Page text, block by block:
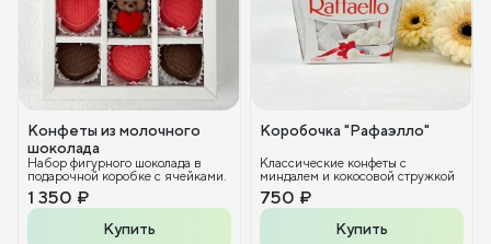
Конфеты из молочного
шоколада
Набор фигурного шоколада в
подарочной коробке с ячейками.
1 350 ₽
Купить
Коробочка "Рафаэлло"
Классические конфеты с
миндалем и кокосовой стружкой
750 ₽
Купить